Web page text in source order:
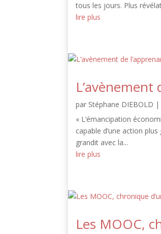
tous les jours. Plus
lire plus
par Stéphane DIEBOLD |
« L’émancipation
capable d’une action
grandit avec la...
lire plus
Les MOOC,